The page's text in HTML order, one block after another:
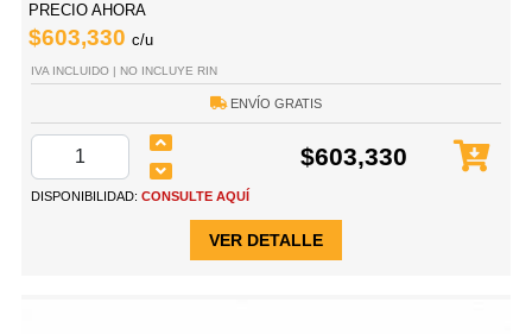
PRECIO AHORA
$603,330 c/u
IVA INCLUIDO | NO INCLUYE RIN
ENVÍO GRATIS
$603,330
DISPONIBILIDAD: CONSULTE AQUÍ
VER DETALLE